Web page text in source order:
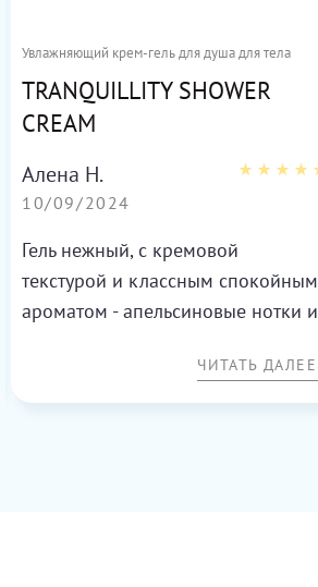
Увлажняющий крем-гель для душа для тела
TRANQUILLITY SHOWER
CREAM
Алена Н.
10/09/2024
Гель нежный, с кремовой
текстурой и классным спокойным
ароматом - апельсиновые нотки и
небольшой, т. к. пенится он
отлично. Мягко моет и все
ЧИТАТЬ ДАЛЕЕ